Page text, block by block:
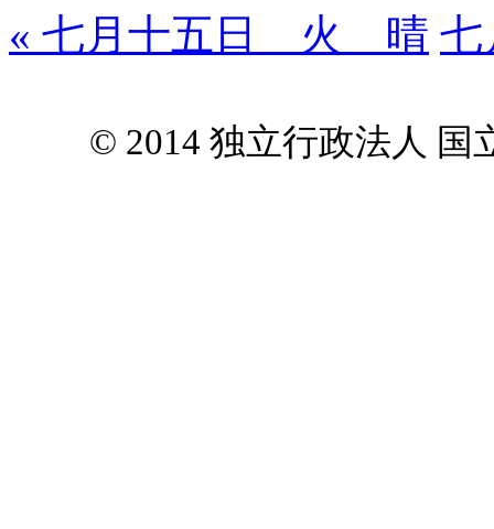
« 七月十五日 火 晴
© 2014 独立行政法人 国